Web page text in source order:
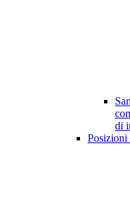
di
Posizioni